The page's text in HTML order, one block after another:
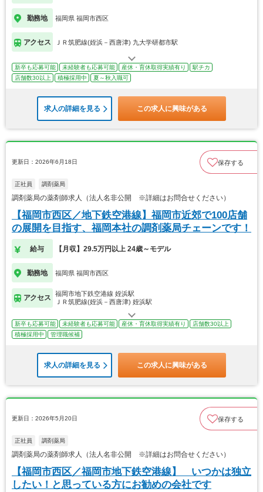
勤務地 福岡県 福岡市西区
アクセス ＪＲ筑肥線(姪浜－西唐津) 九大学研都市駅
新卒も応募可能 未経験者も応募可能 産休・育休取得実績有り
駅チカ
店舗数30以上
積極採用中 夏～秋入職可
求人の詳細を見る この求人に興味がある
更新日：2026年6月18日 保存する
正社員 調剤薬局
調剤薬局の薬剤師求人（法人名非公開 ※詳細はお問合せください）
【福岡市西区／地下鉄空港線】福岡市近郊で100店舗
の展開を目指す、福岡本社の調剤薬局チェーンです！
給与 【月収】29.5万円以上 24歳～モデル
勤務地 福岡県 福岡市西区
アクセス
福岡市地下鉄空港線 姪浜駅
ＪＲ筑肥線(姪浜－西唐津) 姪浜駅
新卒も応募可能 未経験者も応募可能 産休・育休取得実績有り
店舗数30以上
積極採用中
管理職候補
求人の詳細を見る この求人に興味がある
更新日：2026年5月20日 保存する
正社員 調剤薬局
調剤薬局の薬剤師求人（法人名非公開 ※詳細はお問合せください）
【福岡市西区／福岡市地下鉄空港線】 いつかは独立
したい！と思っている方にお勧めの会社です